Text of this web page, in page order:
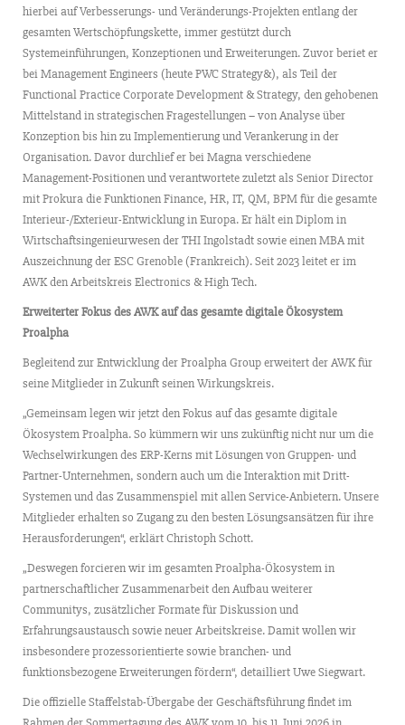
hierbei auf Verbesserungs- und Veränderungs-Projekten entlang der
gesamten Wertschöpfungskette, immer gestützt durch
Systemeinführungen, Konzeptionen und Erweiterungen. Zuvor beriet er
bei Management Engineers (heute PWC Strategy&), als Teil der
Functional Practice Corporate Development & Strategy, den gehobenen
Mittelstand in strategischen Fragestellungen – von Analyse über
Konzeption bis hin zu Implementierung und Verankerung in der
Organisation. Davor durchlief er bei Magna verschiedene
Management-Positionen und verantwortete zuletzt als Senior Director
mit Prokura die Funktionen Finance, HR, IT, QM, BPM für die gesamte
Interieur-/Exterieur-Entwicklung in Europa. Er hält ein Diplom in
Wirtschaftsingenieurwesen der THI Ingolstadt sowie einen MBA mit
Auszeichnung der ESC Grenoble (Frankreich). Seit 2023 leitet er im
AWK den Arbeitskreis Electronics & High Tech.
Erweiterter Fokus des AWK auf das gesamte digitale Ökosystem
Proalpha
Begleitend zur Entwicklung der Proalpha Group erweitert der AWK für
seine Mitglieder in Zukunft seinen Wirkungskreis.
„Gemeinsam legen wir jetzt den Fokus auf das gesamte digitale
Ökosystem Proalpha. So kümmern wir uns zukünftig nicht nur um die
Wechselwirkungen des ERP-Kerns mit Lösungen von Gruppen- und
Partner-Unternehmen, sondern auch um die Interaktion mit Dritt-
Systemen und das Zusammenspiel mit allen Service-Anbietern. Unsere
Mitglieder erhalten so Zugang zu den besten Lösungsansätzen für ihre
Herausforderungen“, erklärt Christoph Schott.
„Deswegen forcieren wir im gesamten Proalpha-Ökosystem in
partnerschaftlicher Zusammenarbeit den Aufbau weiterer
Communitys, zusätzlicher Formate für Diskussion und
Erfahrungsaustausch sowie neuer Arbeitskreise. Damit wollen wir
insbesondere prozessorientierte sowie branchen- und
funktionsbezogene Erweiterungen fördern“, detailliert Uwe Siegwart.
Die offizielle Staffelstab-Übergabe der Geschäftsführung findet im